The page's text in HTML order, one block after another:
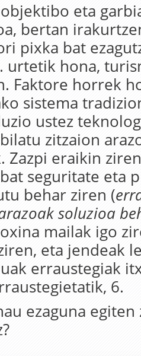
eta
bertan
pixka bat
urtetik hona,
Faktore horrek
sistema
ustez
zitzaion
Zazpi eraikin
seguritate eta
behar ziren (
soluzioa
mailak igo
eta jendeak
erraustegiak
6.
ezaguna egiten